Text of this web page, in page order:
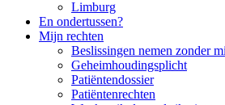
Limburg
En ondertussen?
Mijn rechten
Beslissingen nemen zonder
Geheimhoudingsplicht
Patiëntendossier
Patiëntenrechten